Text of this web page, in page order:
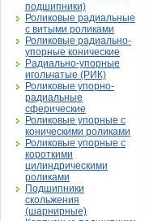
подшипники)
Роликовые радиальные
с витыми роликами
Роликовые радиально-
упорные конические
Радиально-упорные
игольчатые (РИК)
Роликовые упорно-
радиальные
сферические
Роликовые упорные с
коническими роликами
Роликовые упорные с
короткими
цилиндрическими
роликами
Подшипники
скольжения
(шарнирные)